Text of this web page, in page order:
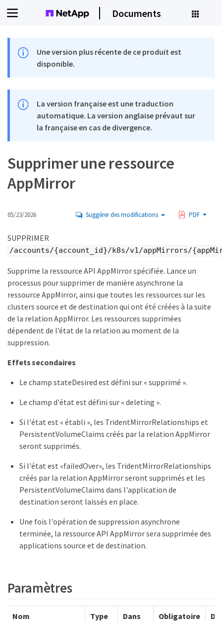
Documents
Une version plus récente de ce produit est
disponible.
La version française est une traduction
automatique. La version anglaise prévaut sur
la française en cas de divergence.
Supprimer une ressource
AppMirror
05/23/2026 Suggérer des modifications PDF
SUPPRIMER
/accounts/{account_id}/k8s/v1/appMirrors/
Supprime la ressource API AppMirror spécifiée. Lance un
processus pour supprimer de manière asynchrone la
ressource AppMirror, ainsi que toutes les ressources sur les
clusters source et de destination qui ont été créées à la suite
de la relation AppMirror. Les ressources supprimées
dépendent de l’état de la relation au moment de la
suppression.
Effets secondaires
Le champ stateDesired est défini sur « supprimé ».
Le champ d'état est défini sur « deleting ».
Si l'état est « établi », les TridentMirrorRelationships et
PersistentVolumeClaims créés par la relation AppMirror
seront supprimés.
Si l'état est «failedOver», les TridentMirrorRelationships
créés par la relation AppMirror seront supprimés et les
PersistentVolumeClaims dans l'application de
destination seront laissés en place.
Une fois l'opération de suppression asynchrone
terminée, la ressource API AppMirror sera supprimée des
applications source et de destination.
Paramètres
Nom Type Dans Obligatoire